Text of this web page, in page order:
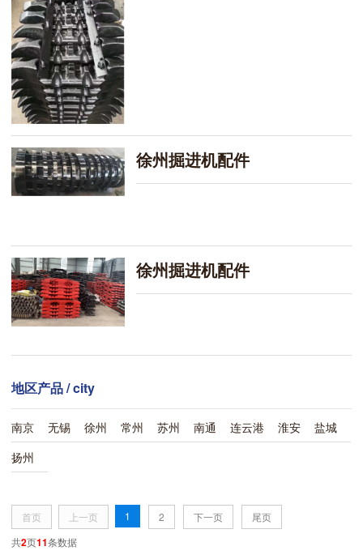
徐州掘进机配件
徐州掘进机配件
地区产品/ city
南京 无锡 徐州 常州 苏州 南通 连云港 淮安
盐城
扬州
首页 上一页 1 2 下一页
尾页
共2页11条数据